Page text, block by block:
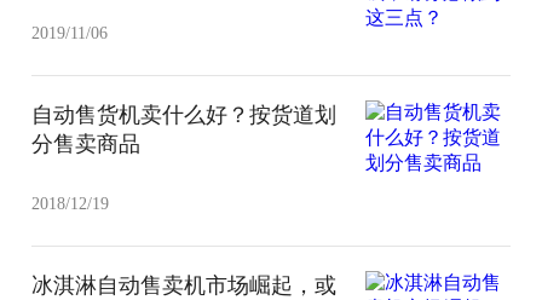
2019/11/06
自动售货机卖什么好？按货道划
分售卖商品
2018/12/19
冰淇淋自动售卖机市场崛起，或